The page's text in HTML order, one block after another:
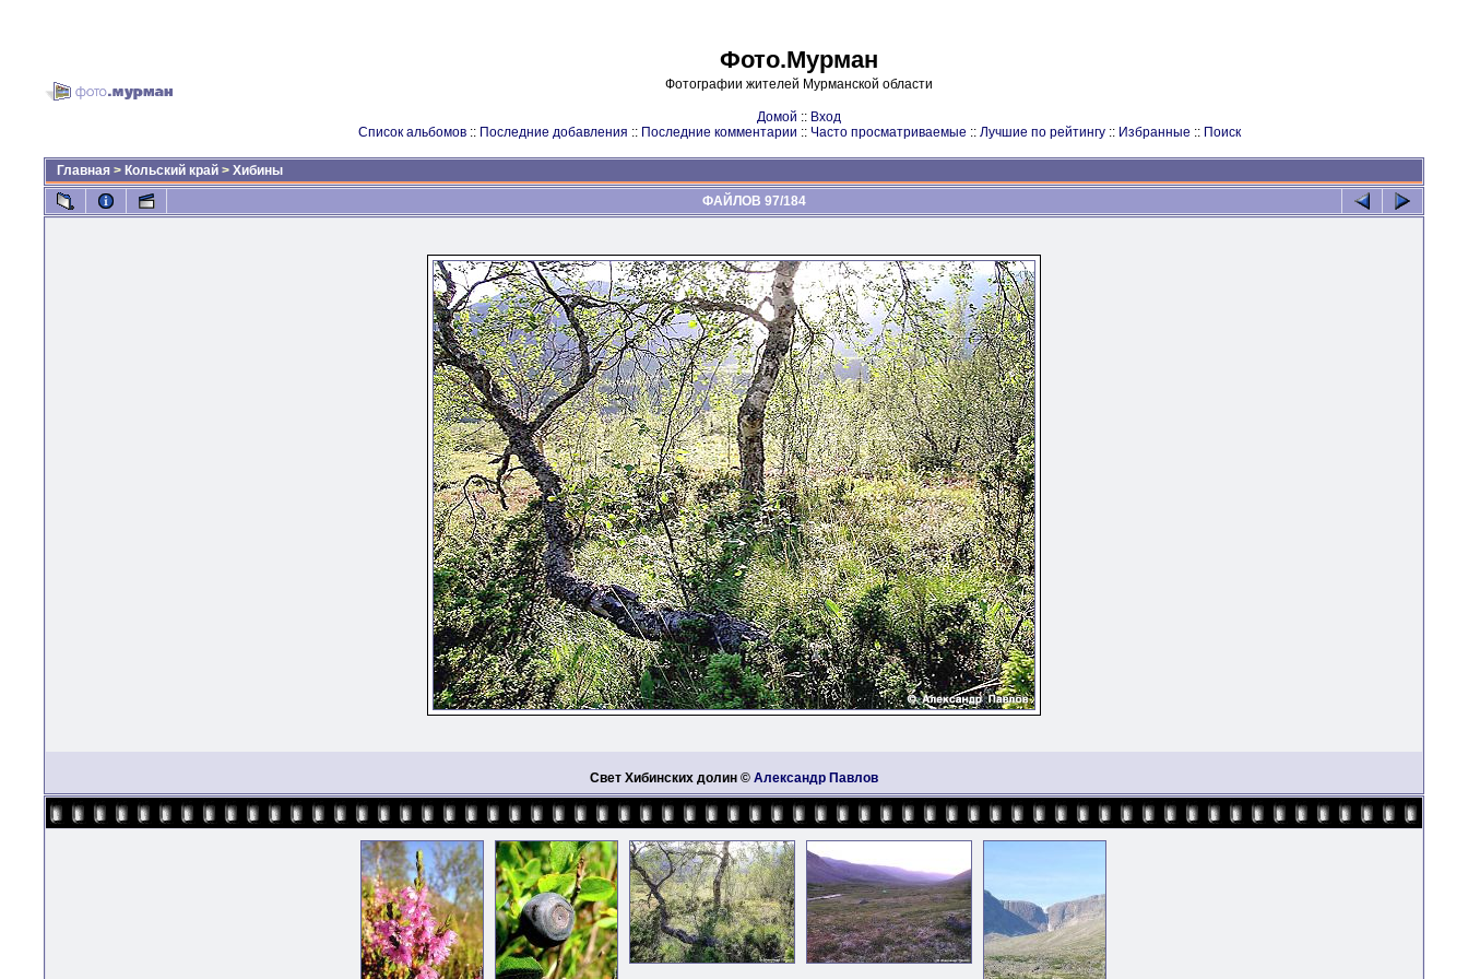
Фото.Мурман
Фотографии жителей Мурманской области
Домой :: Вход
Список альбомов:: Последние добавления :: Последние комментарии :: Часто просматриваемые :: Лучшие по рейтингу:: Избранные :: Поиск
Главная > Кольский край > Хибины
ФАЙЛОВ 97/184
Свет Хибинских долин © Александр Павлов